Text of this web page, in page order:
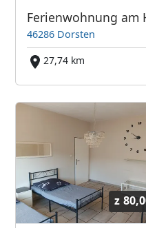
46286 Dorsten
27,74 km
z